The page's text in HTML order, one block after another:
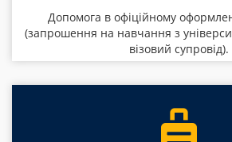
Допомога в офіційному
(запрошення на навчання з
візовий супровід).